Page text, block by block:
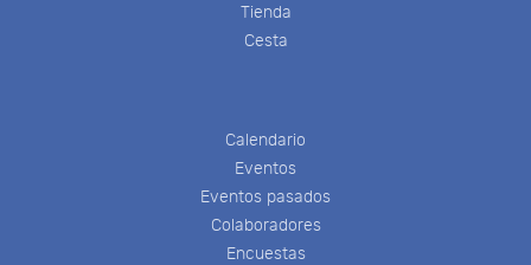
Tienda
Cesta
Calendario
Eventos
Eventos pasados
Colaboradores
Encuestas